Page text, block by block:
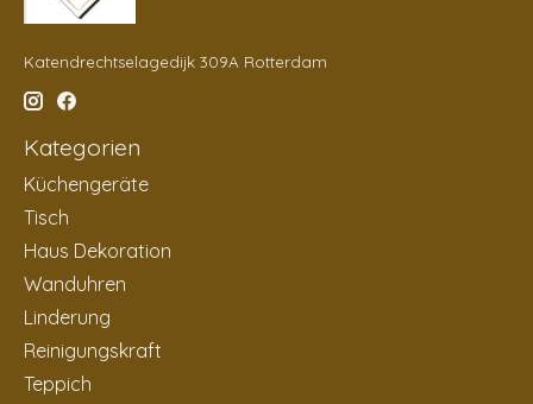
Katendrechtselagedijk 309A Rotterdam
Kategorien
Küchengeräte
Tisch
Haus Dekoration
Wanduhren
Linderung
Reinigungskraft
Teppich